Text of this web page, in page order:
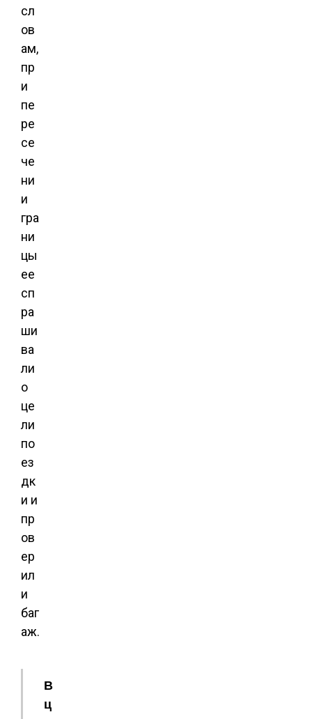
сл
ов
ам,
пр
и
пе
ре
се
че
ни
и
гра
ни
цы
ее
сп
ра
ши
ва
ли
о
це
ли
по
ез
дк
и и
пр
ов
ер
ил
и
баг
аж.
В
ц